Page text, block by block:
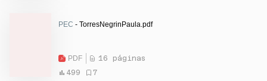
PEC - TorresNegrinPaula.pdf
PDF
16 páginas
499
7